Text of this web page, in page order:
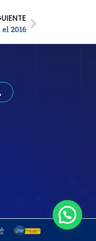
2016